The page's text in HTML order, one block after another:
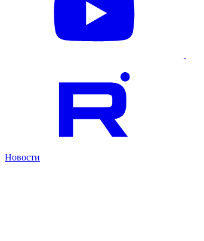
Новости